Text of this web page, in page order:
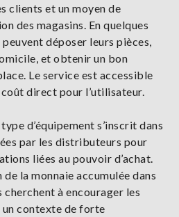
clients et un moyen de
des magasins. En quelques
déposer leurs pièces,
et obtenir un bon
Le service est accessible
direct pour l’utilisateur.
d’équipement s’inscrit dans
par les distributeurs pour
liées au pouvoir d’achat.
la monnaie accumulée dans
cherchent à encourager les
un contexte de forte